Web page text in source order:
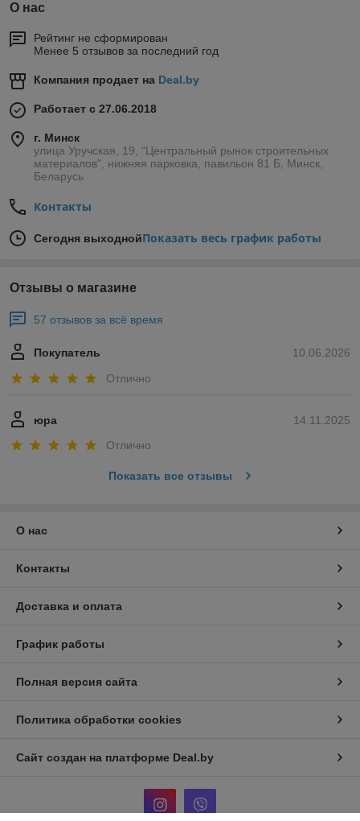
О нас
Рейтинг не сформирован
Менее 5 отзывов за последний год
Компания продает на Deal.by
Работает с 27.06.2018
г. Минск
улица Уручская, 19, "Центральный рынок строительных
материалов", нижняя парковка, павильон 81 Б, Минск,
Беларусь
Контакты
Сегодня выходнойПоказать весь график работы
Отзывы о магазине
57 отзывов за всё время
10.06.2026
Покупатель
Отлично
14.11.2025
юра
Отлично
Показать все отзывы
О нас
Контакты
Доставка и оплата
График работы
Полная версия сайта
Политика обработки cookies
Сайт создан на платформе Deal.by